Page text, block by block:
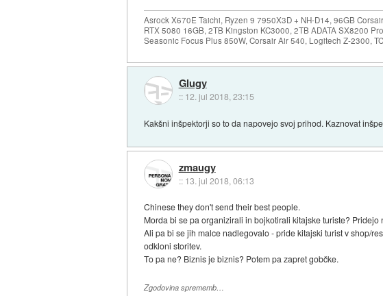
Asrock X670E Taichi, Ryzen 9 7950X3D + NH-D14, 96GB
RTX 5080 16GB, 2TB Kingston KC3000, 2TB ADATA SX8200
Seasonic Focus Plus 850W, Corsair Air 540, Logitech Z-2300,
Glugy
:: 12. jul 2018, 23:15
Kakšni inšpektorji so to da napovejo svoj prihod. Kaznovat
zmaugy
:: 13. jul 2018, 06:13
Chinese they don't send their best people.
Morda bi se pa organizirali in bojkotirali kitajske turiste?
Ali pa bi se jih malce nadlegovalo - pride kitajski turist v shop/
odkloni storitev.
To pa ne? Biznis je biznis? Potem pa zapret gobčke.
Zgodovina sprememb…